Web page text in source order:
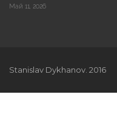
Май 11, 2026
Stanislav Dykhanov. 2016